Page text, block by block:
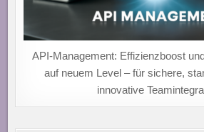
API-Management: Effizienzboost
auf neuem Level – für sichere,
innovative